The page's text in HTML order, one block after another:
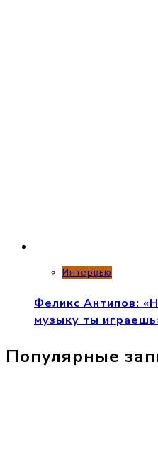
Интервью
Феликс Антипов:
музыку ты
Популярные